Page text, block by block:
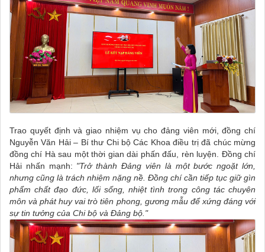
Trao quyết định và giao nhiệm vụ cho đảng viên mới, đồng chí
Nguyễn Văn Hải – Bí thư Chi bộ Các Khoa điều trị đã chúc mừng
đồng chí Hà sau một thời gian dài phấn đấu, rèn luyện. Đồng chí
Hải nhấn mạnh: "Trở thành Đảng viên là một bước ngoặt lớn,
nhưng cũng là trách nhiệm nặng nề. Đồng chí cần tiếp tục giữ gìn
phẩm chất đạo đức, lối sống, nhiệt tình trong công tác chuyên
môn và phát huy vai trò tiên phong, gương mẫu để xứng đáng với
sự tin tưởng của Chi bộ và Đảng bộ."